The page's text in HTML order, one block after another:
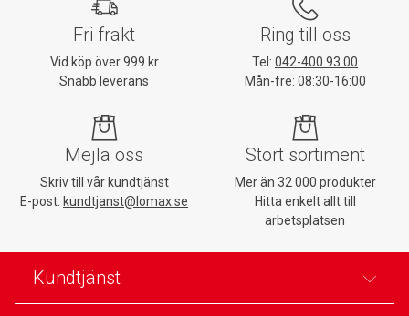
Fri frakt
Vid köp över 999 kr
Snabb leverans
Ring till oss
Tel: 042-400 93 00
Mån-fre: 08:30-16:00
Mejla oss
Skriv till vår kundtjänst
E-post: kundtjanst@lomax.se
Stort sortiment
Mer än 32 000 produkter
Hitta enkelt allt till
arbetsplatsen
Kundtjänst